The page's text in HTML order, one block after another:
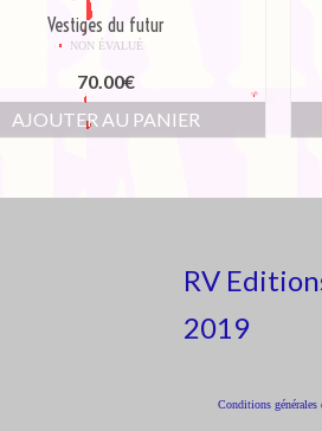
Vestiges du futur
NON ÉVALUÉ
70.00€
AJOUTER AU PANIER
RV
2019
Conditions générales